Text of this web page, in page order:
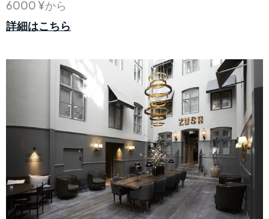
6000 ¥から
詳細はこちら